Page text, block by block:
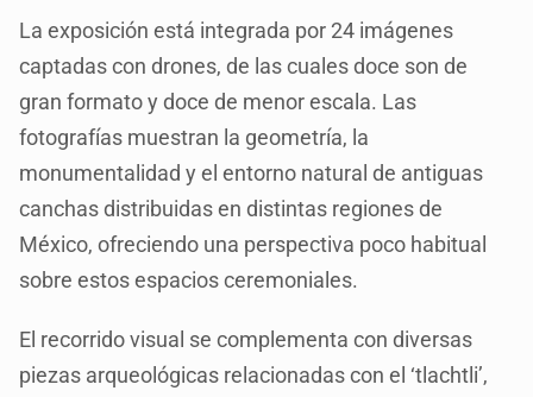
La exposición está integrada por 24 imágenes
captadas con drones, de las cuales doce son de
gran formato y doce de menor escala. Las
fotografías muestran la geometría, la
monumentalidad y el entorno natural de antiguas
canchas distribuidas en distintas regiones de
México, ofreciendo una perspectiva poco habitual
sobre estos espacios ceremoniales.
El recorrido visual se complementa con diversas
piezas arqueológicas relacionadas con el ‘tlachtli’,